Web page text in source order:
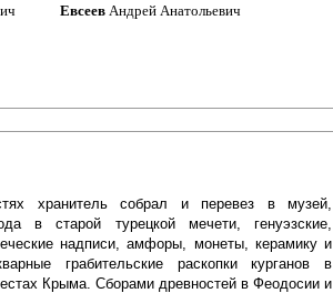
Евсеев Андрей Анатольевич
хранитель собрал и перевез в музей,
в старой турецкой мечети, генуэзские,
надписи, амфоры, монеты, керамику и
грабительские раскопки курганов в
Крыма. Сборами древностей в Феодосии и